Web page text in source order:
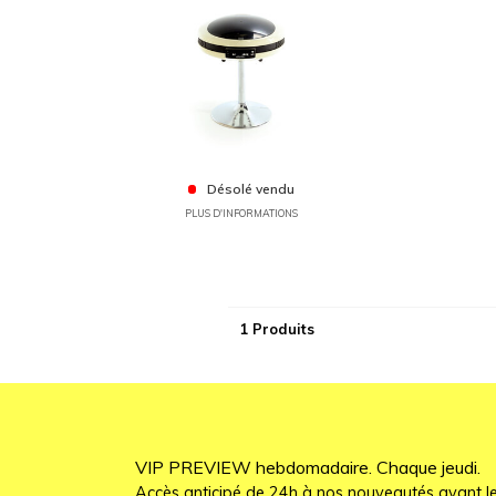
Désolé vendu
PLUS D'INFORMATIONS
1 Produits
VIP PREVIEW hebdomadaire. Chaque jeudi.